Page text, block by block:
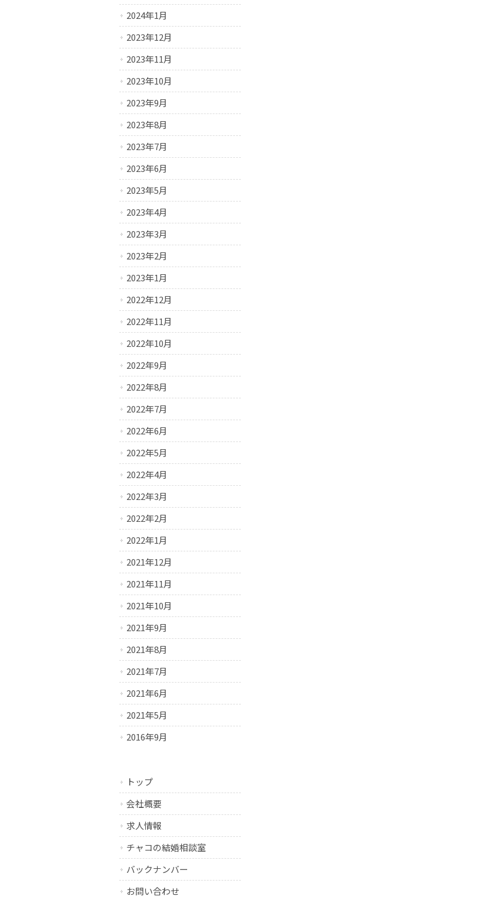
2024年1月
2023年12月
2023年11月
2023年10月
2023年9月
2023年8月
2023年7月
2023年6月
2023年5月
2023年4月
2023年3月
2023年2月
2023年1月
2022年12月
2022年11月
2022年10月
2022年9月
2022年8月
2022年7月
2022年6月
2022年5月
2022年4月
2022年3月
2022年2月
2022年1月
2021年12月
2021年11月
2021年10月
2021年9月
2021年8月
2021年7月
2021年6月
2021年5月
2016年9月
トップ
会社概要
求人情報
チャコの結婚相談室
バックナンバー
お問い合わせ